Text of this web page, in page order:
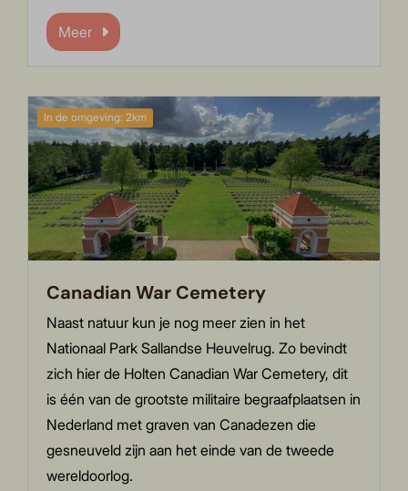
Meer
In de omgeving: 2km
Canadian War Cemetery
Naast natuur kun je nog meer zien in het
Nationaal Park Sallandse Heuvelrug. Zo bevindt
zich hier de Holten Canadian War Cemetery, dit
is één van de grootste militaire begraafplaatsen in
Nederland met graven van Canadezen die
gesneuveld zijn aan het einde van de tweede
wereldoorlog.